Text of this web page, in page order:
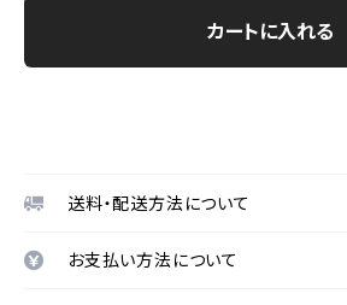
カートに入れる
送料・配送方法について
お支払い方法について